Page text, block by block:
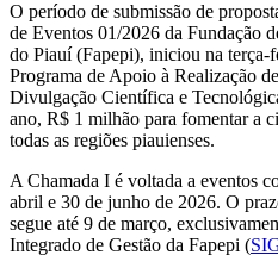
O período de submissão de
de Eventos 01/2026 da Fundação
do Piauí (Fapepi), iniciou na
Programa de Apoio à Realização
Divulgação Científica e
ano, R$ 1 milhão para fomentar a
todas as regiões piauienses.
A Chamada I é voltada a eventos
abril e 30 de junho de 2026. O
segue até 9 de março,
Integrado de Gestão da Fapepi (